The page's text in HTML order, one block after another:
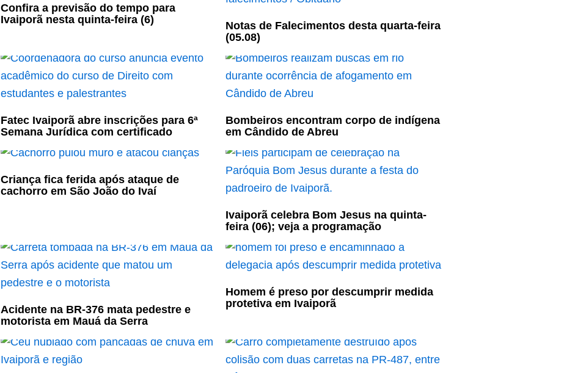
Confira a previsão do tempo para
Ivaiporã nesta quinta-feira (6)
Notas de Falecimentos desta quarta-feira
(05.08)
Fatec Ivaiporã abre inscrições para 6ª
Semana Jurídica com certificado
Bombeiros encontram corpo de indígena
em Cândido de Abreu
Criança fica ferida após ataque de
cachorro em São João do Ivaí
Ivaiporã celebra Bom Jesus na quinta-
feira (06); veja a programação
Acidente na BR-376 mata pedestre e
motorista em Mauá da Serra
Homem é preso por descumprir medida
protetiva em Ivaiporã